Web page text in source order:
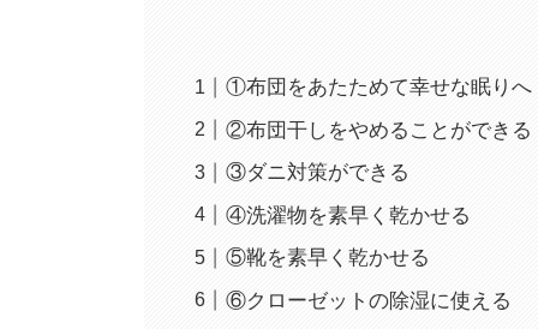
①布団をあたためて幸せな眠りへ
②布団干しをやめることができる
③ダニ対策ができる
④洗濯物を素早く乾かせる
⑤靴を素早く乾かせる
⑥クローゼットの除湿に使える